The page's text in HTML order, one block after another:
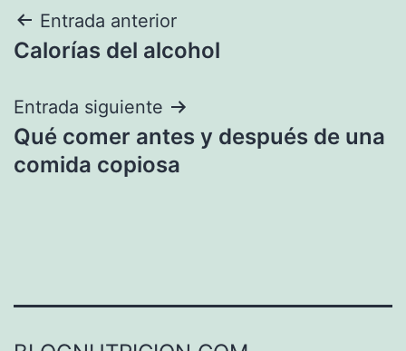
Navegación
de
entradas
Entrada anterior
Calorías del alcohol
Entrada siguiente
Qué comer antes y después de una
comida copiosa